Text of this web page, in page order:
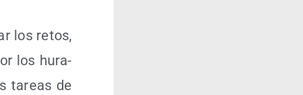
los retos,
los hura­
tareas de